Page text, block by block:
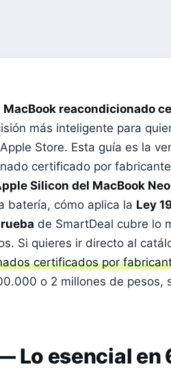
MacBook reacondicionado
más inteligente para
Store. Esta guía es la
certificado por
Silicon del MacBook Neo
batería, cómo aplica la Ley
de SmartDeal cubre lo
Si quieres ir directo al
certificados por
o 2 millones de pesos,
Lo esencial en